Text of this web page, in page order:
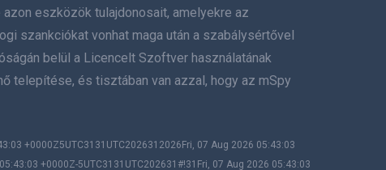
Svenska
Dansk
eszközök tulajdonosait, amelyekre az
szankciókat vonhat maga után a szabálysértővel
belül a Licencelt Szoftver használatának
telepítése, és tisztában van azzal, hogy az mSpy
+0000Z5UTC3131UTC2026312026Fri, 07 Aug 2026 05:43:03
+0000Z-5UTC3131UTC202631#!31Fri, 07 Aug 2026 05:43:03